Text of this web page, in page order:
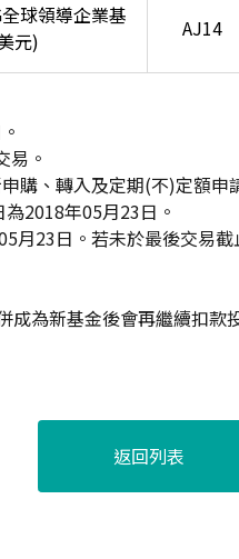
球領導企業基
元)
AJ14
易。
購、轉入及定期(不)定額申
2018年05月23日。
月23日。若未於最後交易
為新基金後會再繼續扣款
返回列表